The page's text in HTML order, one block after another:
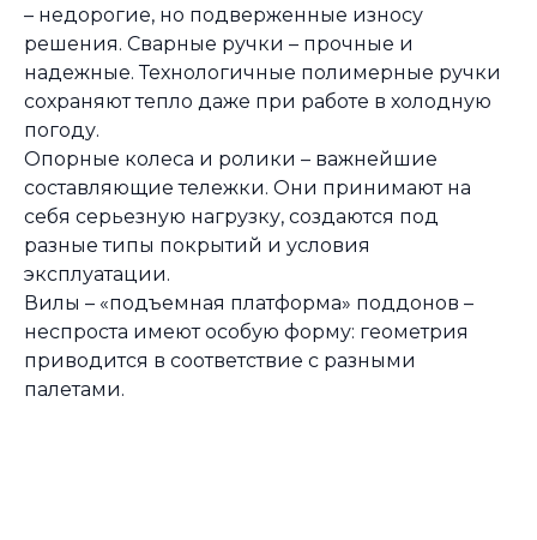
– недорогие, но подверженные износу
решения. Сварные ручки – прочные и
надежные. Технологичные полимерные ручки
сохраняют тепло даже при работе в холодную
погоду.
Опорные колеса и ролики – важнейшие
составляющие тележки. Они принимают на
себя серьезную нагрузку, создаются под
разные типы покрытий и условия
эксплуатации.
Вилы – «подъемная платформа» поддонов –
неспроста имеют особую форму: геометрия
приводится в соответствие с разными
палетами.